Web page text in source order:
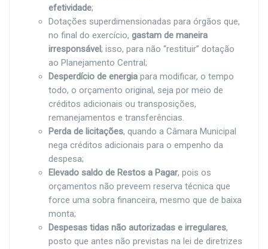
efetividade;
Dotações superdimensionadas para órgãos que,
no final do exercício, gastam de maneira
irresponsável; isso, para não “restituir” dotação
ao Planejamento Central;
Desperdício de energia para modificar, o tempo
todo, o orçamento original, seja por meio de
créditos adicionais ou transposições,
remanejamentos e transferências.
Perda de licitações, quando a Câmara Municipal
nega créditos adicionais para o empenho da
despesa;
Elevado saldo de Restos a Pagar, pois os
orçamentos não preveem reserva técnica que
force uma sobra financeira, mesmo que de baixa
monta;
Despesas tidas não autorizadas e irregulares,
posto que antes não previstas na lei de diretrizes